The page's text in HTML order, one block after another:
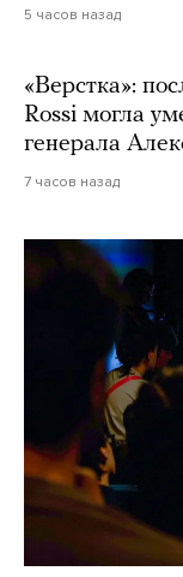
5 часов назад
«Верстка»:
Rossi могла
генерала
7 часов назад